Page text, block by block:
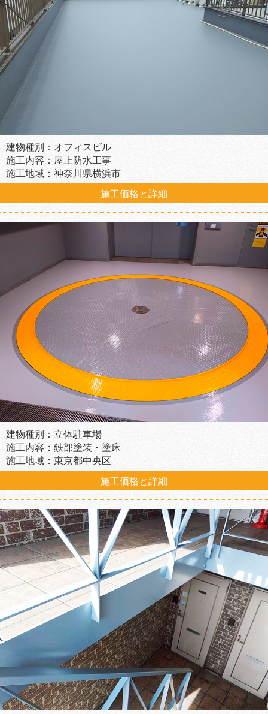
建物種別：オフィスビル
施工内容：屋上防水工事
施工地域：神奈川県横浜市
施工価格と詳細
建物種別：立体駐車場
施工内容：鉄部塗装・塗床
施工地域：東京都中央区
施工価格と詳細